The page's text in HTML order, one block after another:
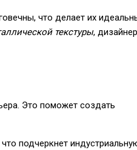
что делает их
текстуры,
Это поможет создать
подчеркнет